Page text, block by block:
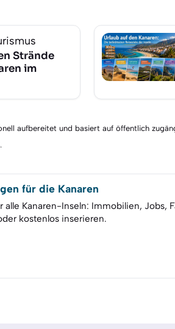
Strände
im
aufbereitet und basiert auf öffentlich
für die Kanaren
alle Kanaren-Inseln: Immobilien, Jobs,
kostenlos inserieren.